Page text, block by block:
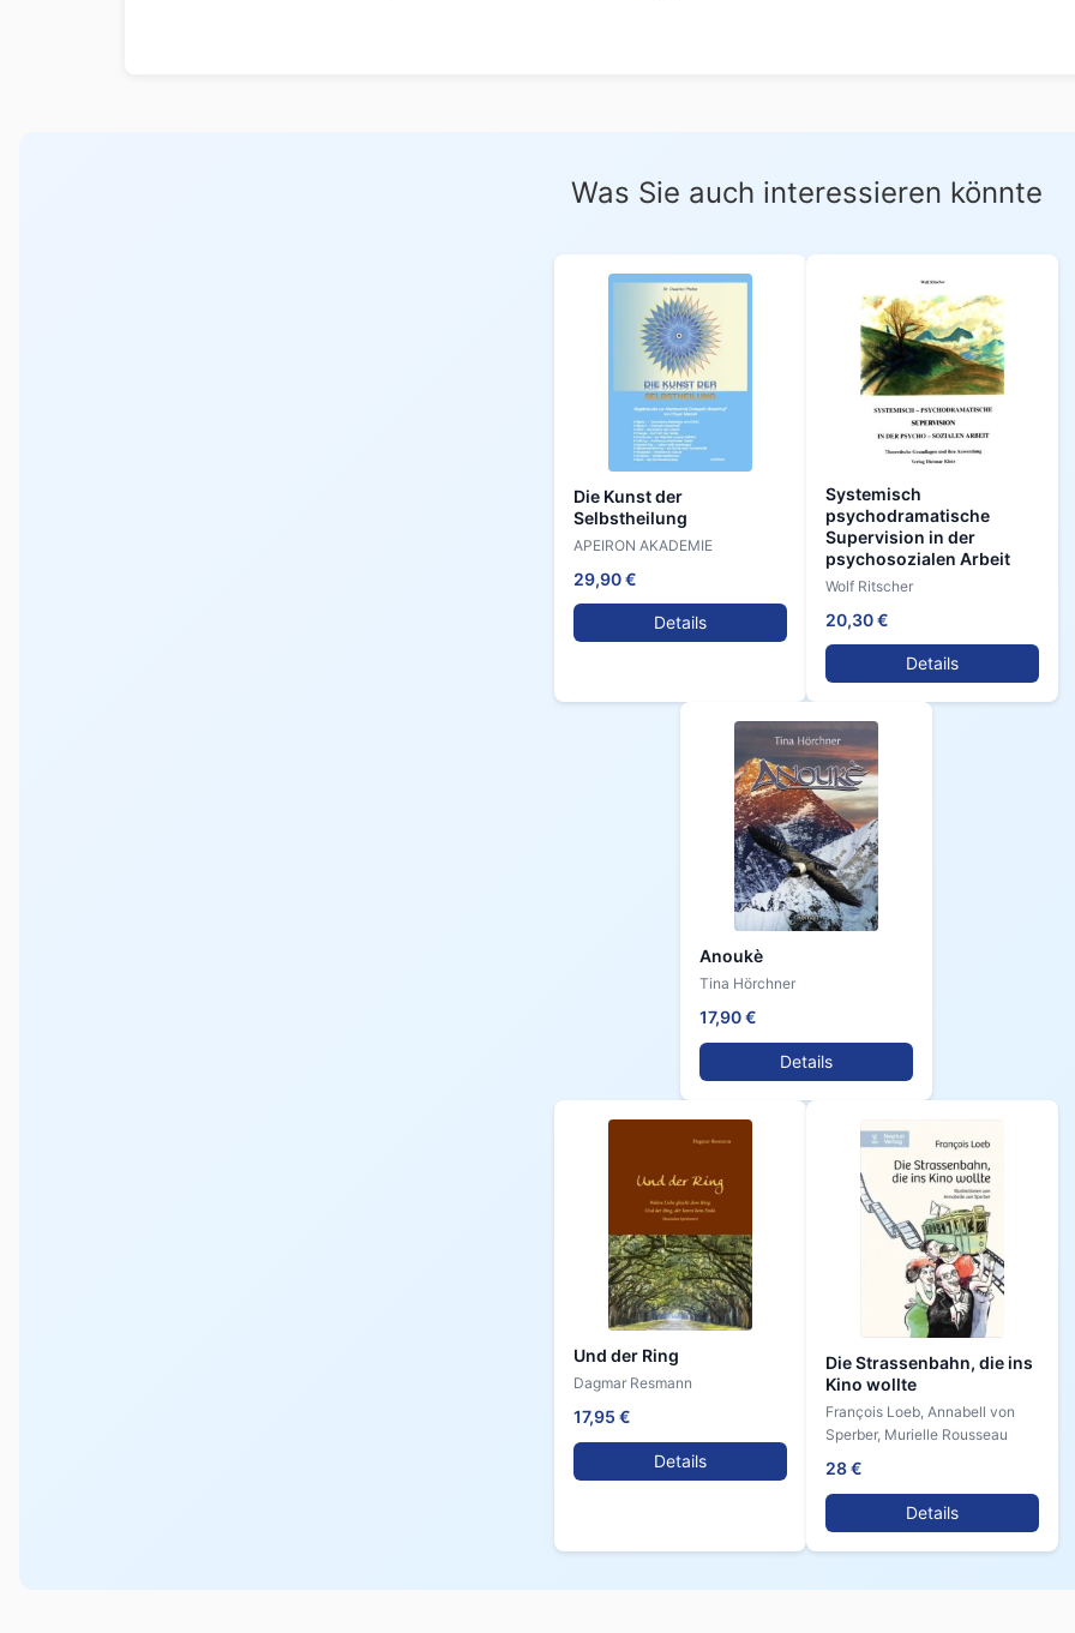
Was Sie auch interessieren könnte
Die Kunst der
Selbstheilung
APEIRON AKADEMIE
29,90 €
Details
Systemisch
psychodramatische
Supervision in der
psychosozialen Arbeit
Wolf Ritscher
20,30 €
Details
Anoukè
Tina Hörchner
17,90 €
Details
Und der Ring
Dagmar Resmann
17,95 €
Details
Die Strassenbahn, die ins
Kino wollte
François Loeb, Annabell von
Sperber, Murielle Rousseau
28 €
Details